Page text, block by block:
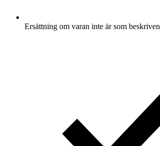
Ersättning om varan inte är som beskriven